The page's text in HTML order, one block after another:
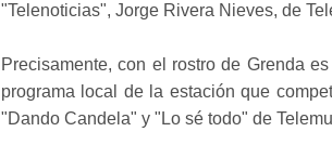
"Telenoticias", Jorge Rivera Nieves, de
Precisamente, con el rostro de Grenda
programa local de la estación que
"Dando Candela" y "Lo sé todo" de